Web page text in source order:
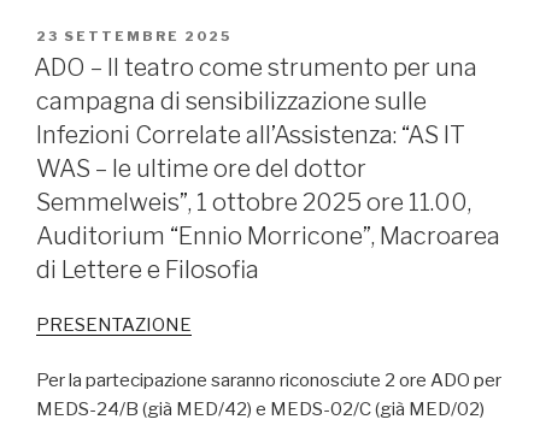
PUBBLICATO
IL
23 SETTEMBRE 2025
ADO – Il teatro come strumento per una
campagna di sensibilizzazione sulle
Infezioni Correlate all’Assistenza: “AS IT
WAS – le ultime ore del dottor
Semmelweis”, 1 ottobre 2025 ore 11.00,
Auditorium “Ennio Morricone”, Macroarea
di Lettere e Filosofia
PRESENTAZIONE
Per la partecipazione saranno riconosciute 2 ore ADO per
MEDS-24/B (già MED/42) e MEDS-02/C (già MED/02)